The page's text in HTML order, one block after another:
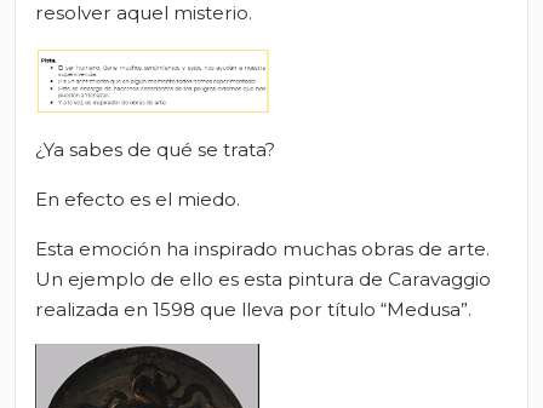
resolver aquel misterio.
¿Ya sabes de qué se trata?
En efecto es el miedo.
Esta emoción ha inspirado muchas obras de arte.
Un ejemplo de ello es esta pintura de Caravaggio
realizada en 1598 que lleva por título “Medusa”.